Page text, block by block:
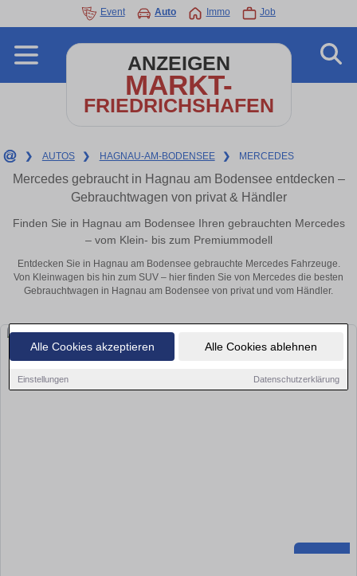
Alle Cookies akzeptieren Alle Cookies ablehnen
Einstellungen Datenschutzerklärung
Event Auto Immo Job
ANZEIGEN
MARKT-
FRIEDRICHSHAFEN
❯ AUTOS ❯ HAGNAU-AM-BODENSEE ❯ MERCEDES
Mercedes gebraucht in Hagnau am Bodensee entdecken –
Gebrauchtwagen von privat & Händler
Finden Sie in Hagnau am Bodensee Ihren gebrauchten Mercedes
– vom Klein- bis zum Premiummodell
Entdecken Sie in Hagnau am Bodensee gebrauchte Mercedes Fahrzeuge.
Von Kleinwagen bis hin zum SUV – hier finden Sie von Mercedes die besten
Gebrauchtwagen in Hagnau am Bodensee von privat und vom Händler.